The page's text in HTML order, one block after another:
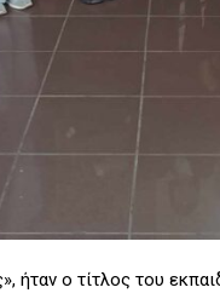
ήταν ο τίτλος του